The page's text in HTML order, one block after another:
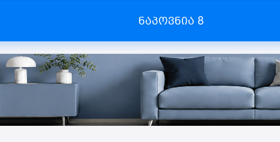
ნაპოვნია 8